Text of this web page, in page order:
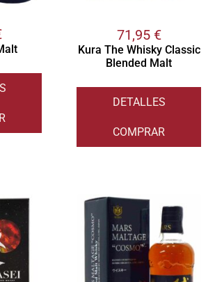
71,95 €
Kura The Whisky Classic
Blended Malt
DETALLES
COMPRAR